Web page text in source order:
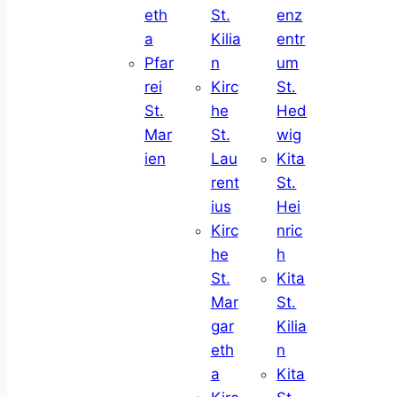
eth
a
Pfar
rei
St.
Mar
ien
St.
Kilia
n
Kirc
he
St.
Lau
rent
ius
Kirc
he
St.
Mar
gar
eth
a
enz
entr
um
St.
Hed
wig
Kita
St.
Hei
nric
h
Kita
St.
Kilia
n
Kita